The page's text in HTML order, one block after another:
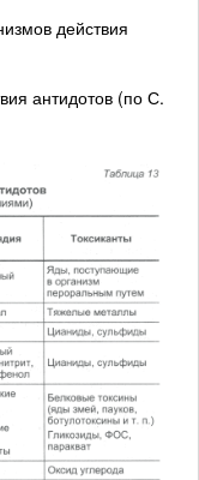
действия
антидотов (по С.